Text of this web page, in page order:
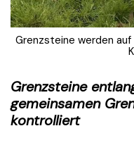
Grenzsteine werden
Grenzsteine
gemeinsamen
kontrolliert